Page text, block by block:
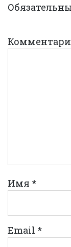
Имя *
Email *